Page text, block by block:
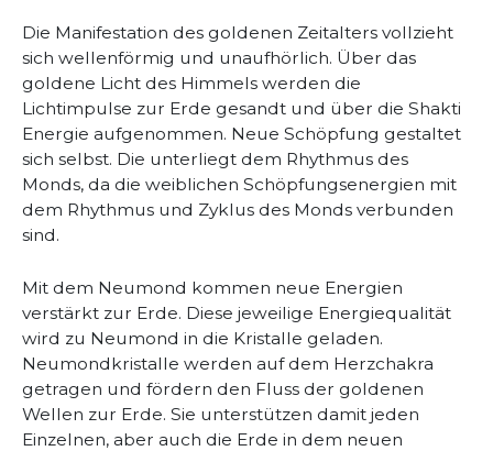
Die Manifestation des goldenen Zeitalters vollzieht
sich wellenförmig und unaufhörlich. Über das
goldene Licht des Himmels werden die
Lichtimpulse zur Erde gesandt und über die Shakti
Energie aufgenommen. Neue Schöpfung gestaltet
sich selbst. Die unterliegt dem Rhythmus des
Monds, da die weiblichen Schöpfungsenergien mit
dem Rhythmus und Zyklus des Monds verbunden
sind.
Mit dem Neumond kommen neue Energien
verstärkt zur Erde. Diese jeweilige Energiequalität
wird zu Neumond in die Kristalle geladen.
Neumondkristalle werden auf dem Herzchakra
getragen und fördern den Fluss der goldenen
Wellen zur Erde. Sie unterstützen damit jeden
Einzelnen, aber auch die Erde in dem neuen